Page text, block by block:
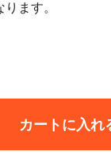
ます。
カートに入れ